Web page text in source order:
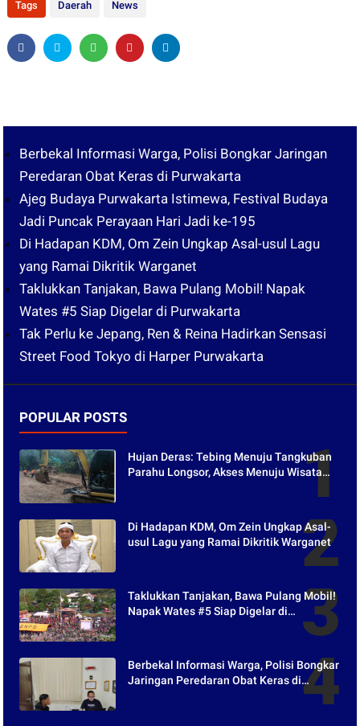
Tags Daerah News
Berbekal Informasi Warga, Polisi Bongkar Jaringan
Peredaran Obat Keras di Purwakarta
Ajeg Budaya Purwakarta Istimewa, Festival Budaya
Jadi Puncak Perayaan Hari Jadi ke-195
Di Hadapan KDM, Om Zein Ungkap Asal-usul Lagu
yang Ramai Dikritik Warganet
Taklukkan Tanjakan, Bawa Pulang Mobil! Napak
Wates #5 Siap Digelar di Purwakarta
Tak Perlu ke Jepang, Ren & Reina Hadirkan Sensasi
Street Food Tokyo di Harper Purwakarta
POPULAR POSTS
Hujan Deras: Tebing Menuju Tangkuban
Parahu Longsor, Akses Menuju Wisata
Di Hadapan KDM, Om Zein Ungkap Asal-
usul Lagu yang Ramai Dikritik Warganet
Taklukkan Tanjakan, Bawa Pulang Mobil!
Napak Wates #5 Siap Digelar di
Berbekal Informasi Warga, Polisi Bongkar
Jaringan Peredaran Obat Keras di